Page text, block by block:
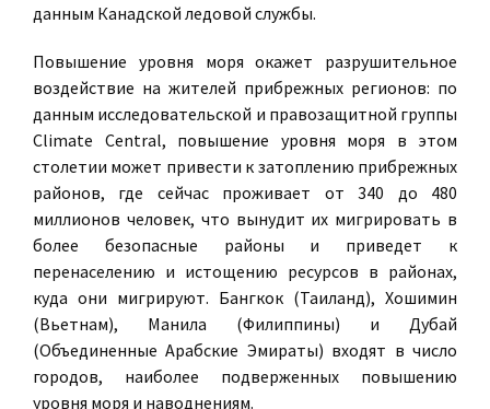
данным Канадской ледовой службы.
Повышение уровня моря окажет разрушительное
воздействие на жителей прибрежных регионов: по
данным исследовательской и правозащитной группы
Climate Central, повышение уровня моря в этом
столетии может привести к затоплению прибрежных
районов, где сейчас проживает от 340 до 480
миллионов человек, что вынудит их мигрировать в
более безопасные районы и приведет к
перенаселению и истощению ресурсов в районах,
куда они мигрируют. Бангкок (Таиланд), Хошимин
(Вьетнам), Манила (Филиппины) и Дубай
(Объединенные Арабские Эмираты) входят в число
городов, наиболее подверженных повышению
уровня моря и наводнениям.